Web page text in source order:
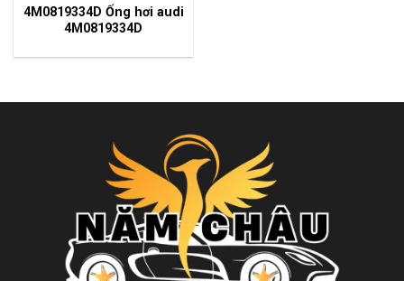
4M0819334D Ống hơi audi
4M0819334D